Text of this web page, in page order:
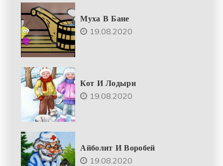
Муха В Бане
19.08.2020
Кот И Лодыри
19.08.2020
Айболит И Воробей
19.08.2020